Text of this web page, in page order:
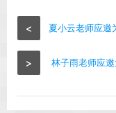
< 夏小云老师应邀
>